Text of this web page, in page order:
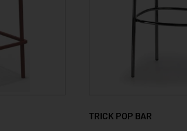
TRICK POP BAR